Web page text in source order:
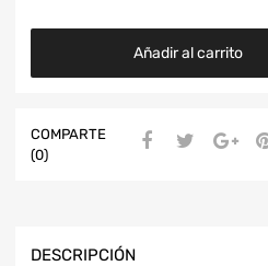
Añadir al carrito
COMPARTE
(0)
DESCRIPCIÓN